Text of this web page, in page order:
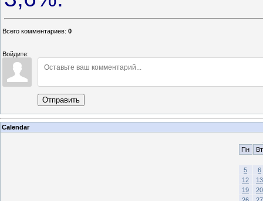
Всего комментариев: 0
Войдите:
Отправить
Calendar
Пн
Вт
5
6
12
13
19
20